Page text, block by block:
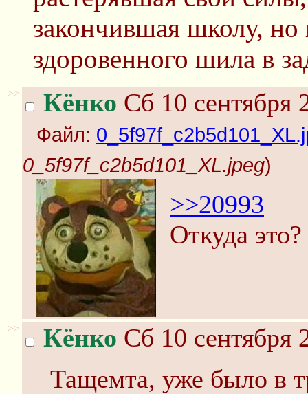
закончившая школу, но
здоровенного шила в
>> Кёнко Сб 10 сентября
Файл:
0_5f97f_c2b5d101_XL.jpeg)
>>20993
Откуда это?
>> Кёнко Сб 10 сентября
Тащемта, уже было в